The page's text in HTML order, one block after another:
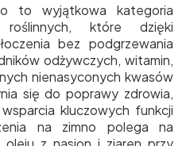
to wyjątkowa kategoria
roślinnych, które dzięki
bez podgrzewania
odżywczych, witamin,
nienasyconych kwasów
się do poprawy zdrowia,
kluczowych funkcji
na zimno polega na